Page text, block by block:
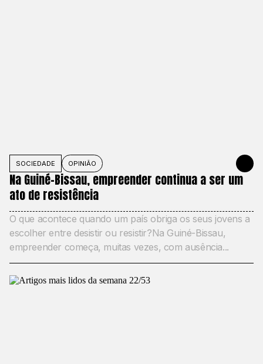
SOCIEDADE OPINIÃO JUNE 1,
Na Guiné-Bissau, empreender continua a ser um
ato de resistência
O que acontece quando um país obriga os seus jovens a
escolher entre desistir ou resistir?Na Guiné-Bissau,
empreender começa, muitas vezes, com ausência...